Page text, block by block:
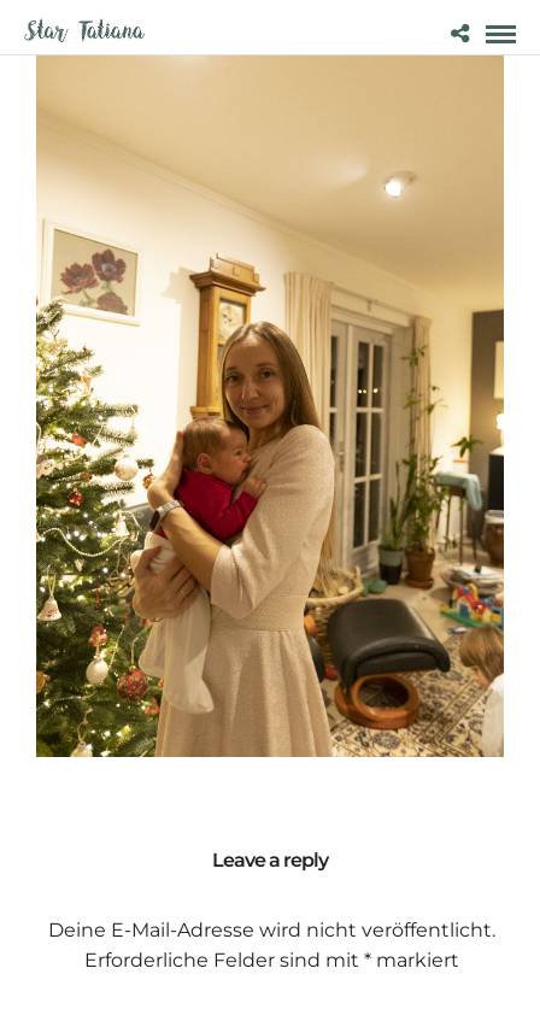
Leave a reply
Deine E-Mail-Adresse wird nicht veröffentlicht.
Erforderliche Felder sind mit *markiert